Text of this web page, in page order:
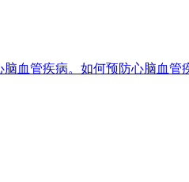
血管疾病。如何预防心脑血